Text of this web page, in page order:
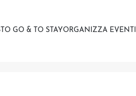
TO GO & TO STAYORGANIZZA EVENTI